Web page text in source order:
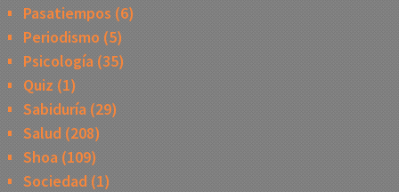
Pasatiempos (6)
Periodismo (5)
Psicología(35)
Quiz (1)
Sabiduría(29)
Salud (208)
Shoa(109)
Sociedad(1)